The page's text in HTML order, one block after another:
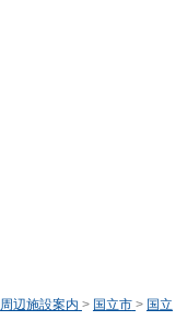
周辺施設案内 > 国立市 > 国立